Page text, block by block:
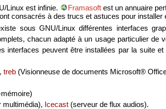
Linux est infinie. Framasoft est un annuaire
consacrés à des trucs et astuces pour
sous GNU/Linux différentes interfaces
chacun adapté à un usage particulier de
interfaces peuvent être installées par la suite
treb(Visionneuse de documents Microsoft®
Icecast(serveur de flux audios).